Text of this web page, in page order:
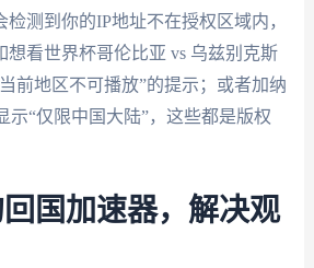
测到你的IP地址不在授权区域内，
想看世界杯哥伦比亚 vs 乌兹别克斯
前地区不可播放”的提示；或者加纳
示“仅限中国大陆”，这些都是版权
国加速器，解决观